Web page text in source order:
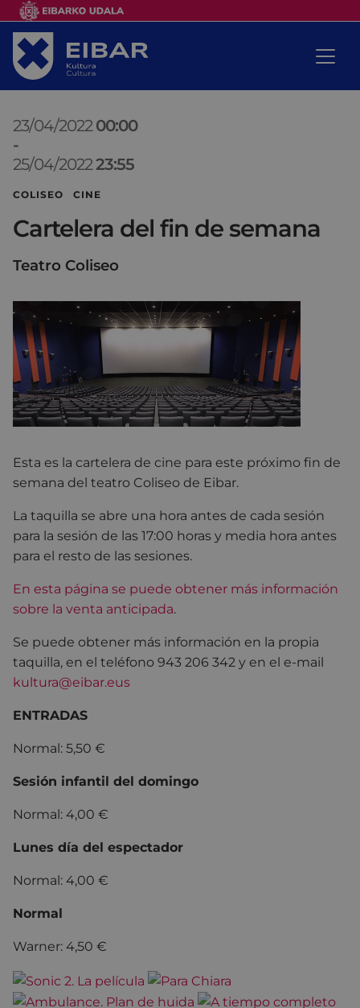
23/04/202200:00
-
25/04/202223:55
COLISEO CINE
Cartelera del fin de semana
Teatro Coliseo
Esta es la cartelera de cine para este próximo fin de
semana del teatro Coliseo de Eibar.
La taquilla se abre una hora antes de cada sesión
para la sesión de las 17:00 horas y media hora antes
para el resto de las sesiones.
En esta página se puede obtener más información
sobre la venta anticipada.
Se puede obtener más información en la propia
taquilla, en el teléfono 943 206 342 y en el e-mail
kultura@eibar.eus
ENTRADAS
Normal: 5,50 €
Sesión infantil del domingo
Normal: 4,00 €
Lunes día del espectador
Normal: 4,00 €
Normal
Warner: 4,50 €